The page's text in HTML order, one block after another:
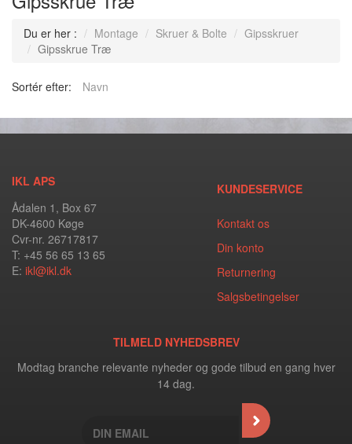
Du er her : Montage Skruer & Bolte
Gipsskruer
Gipsskrue Træ
Sortér efter: Navn
IKL APS
Ådalen 1, Box 67
DK-4600 Køge
Cvr-nr. 26717817
T: +45 56 65 13 65
E: ikl@ikl.dk
KUNDESERVICE
Kontakt os
Din konto
Returnering
Salgsbetingelser
TILMELD NYHEDSBREV
Modtag branche relevante nyheder og gode tilbud en gang hver
14 dag.